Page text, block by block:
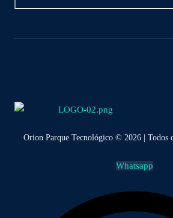
Orion Parque Tecnológico © 2026 | Todos
Whatsapp